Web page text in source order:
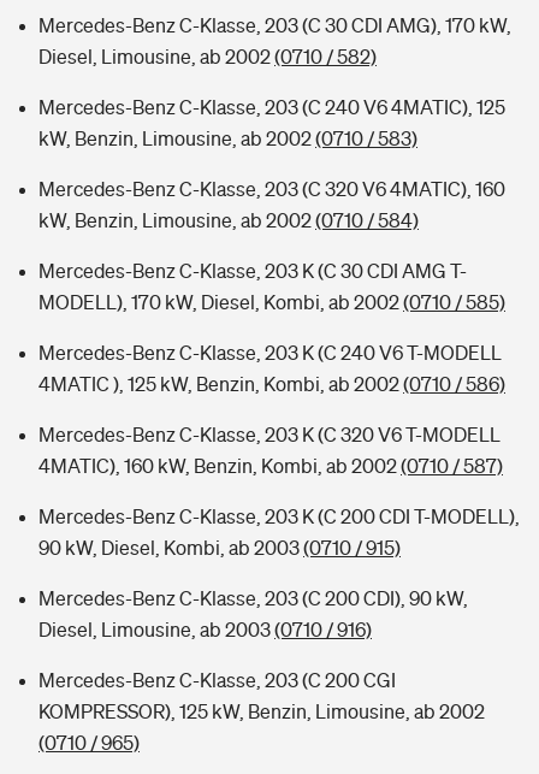
Mercedes-Benz C-Klasse, 203 (C 30 CDI AMG), 170 kW,
Diesel, Limousine, ab 2002(0710 / 582)
Mercedes-Benz C-Klasse, 203 (C 240 V6 4MATIC), 125
kW, Benzin, Limousine, ab 2002(0710 / 583)
Mercedes-Benz C-Klasse, 203 (C 320 V6 4MATIC), 160
kW, Benzin, Limousine, ab 2002(0710 / 584)
Mercedes-Benz C-Klasse, 203 K (C 30 CDI AMG T-
MODELL), 170 kW, Diesel, Kombi, ab 2002(0710 / 585)
Mercedes-Benz C-Klasse, 203 K (C 240 V6 T-MODELL
4MATIC ), 125 kW, Benzin, Kombi, ab 2002(0710 / 586)
Mercedes-Benz C-Klasse, 203 K (C 320 V6 T-MODELL
4MATIC), 160 kW, Benzin, Kombi, ab 2002(0710 / 587)
Mercedes-Benz C-Klasse, 203 K (C 200 CDI T-MODELL),
90 kW, Diesel, Kombi, ab 2003(0710 / 915)
Mercedes-Benz C-Klasse, 203 (C 200 CDI), 90 kW,
Diesel, Limousine, ab 2003(0710 / 916)
Mercedes-Benz C-Klasse, 203 (C 200 CGI
KOMPRESSOR), 125 kW, Benzin, Limousine, ab 2002
(0710 / 965)